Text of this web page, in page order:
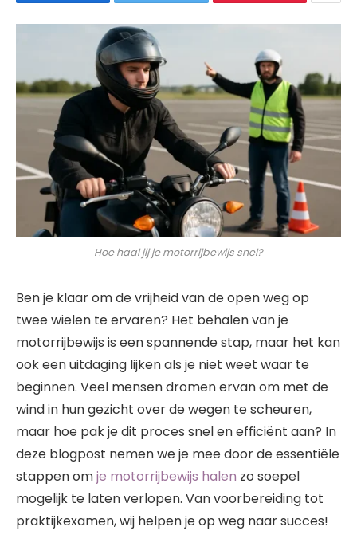
Hoe haal jij je motorrijbewijs snel?
Ben je klaar om de vrijheid van de open weg op
twee wielen te ervaren? Het behalen van je
motorrijbewijs is een spannende stap, maar het kan
ook een uitdaging lijken als je niet weet waar te
beginnen. Veel mensen dromen ervan om met de
wind in hun gezicht over de wegen te scheuren,
maar hoe pak je dit proces snel en efficiënt aan? In
deze blogpost nemen we je mee door de essentiële
stappen omje motorrijbewijs halen zo soepel
mogelijk te laten verlopen. Van voorbereiding tot
praktijkexamen, wij helpen je op weg naar succes!